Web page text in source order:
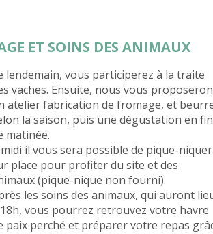
ET SOINS DES ANIMAUX
lendemain, vous participerez à la traite
vaches. Ensuite, nous vous
atelier fabrication de fromage, et
la saison, puis une dégustation en fin
matinée.
il vous sera possible de pique-niquer
place pour profiter du site et des
(pique-nique non fourni).
les soins des animaux, qui auront
vous pourrez retrouvez votre havre
paix perché et préparer votre repas